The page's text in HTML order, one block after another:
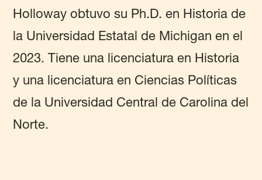
Holloway obtuvo su Ph.D. en Historia de
la Universidad Estatal de Michigan en el
2023. Tiene una licenciatura en Historia
y una licenciatura en Ciencias Políticas
de la Universidad Central de Carolina del
Norte.